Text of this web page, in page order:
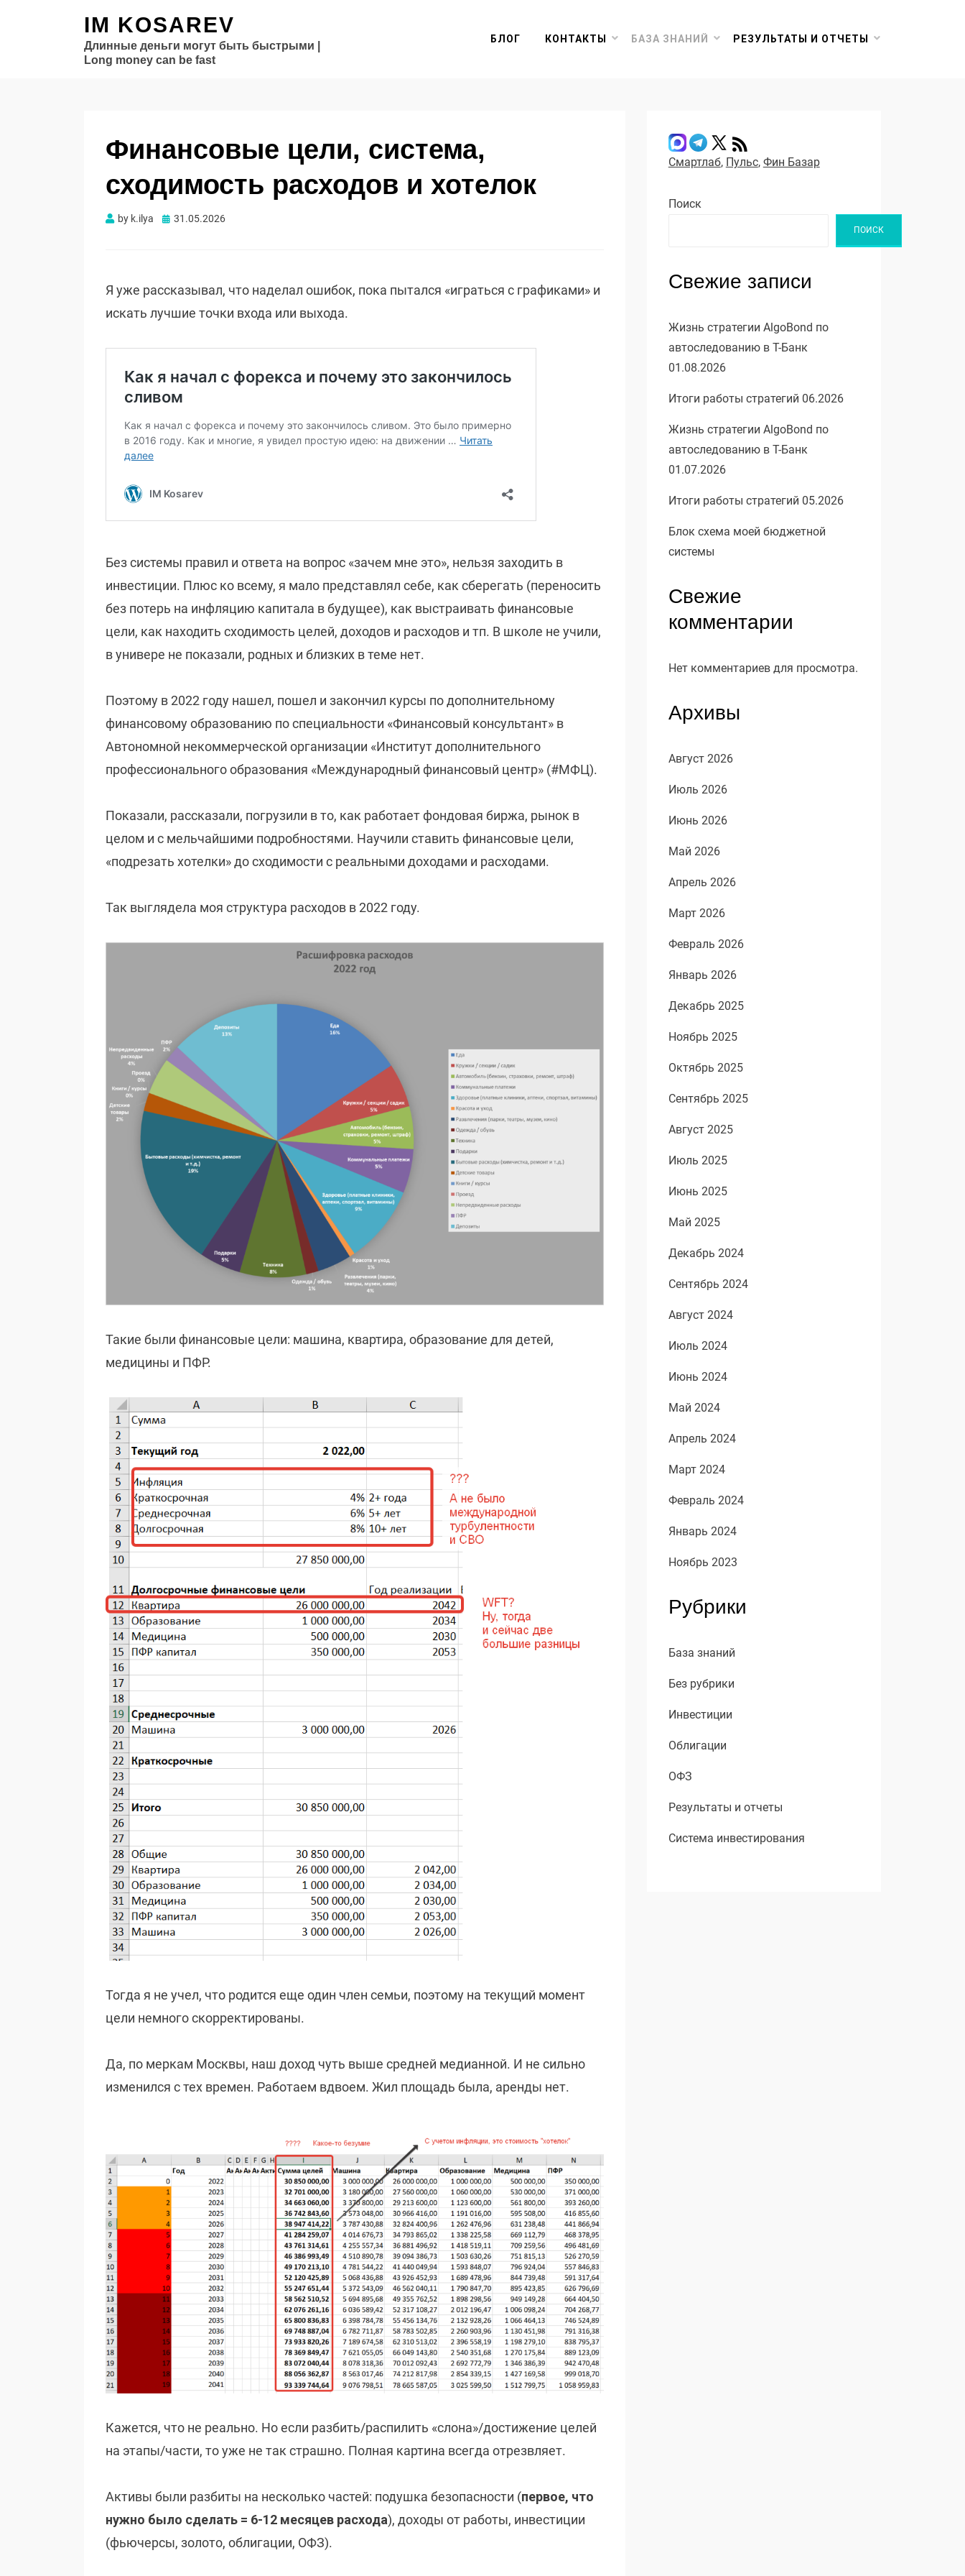
IM KOSAREV
Длинные деньги могут быть быстрыми |
Long money can be fast
БЛОГ КОНТАКТЫ БАЗА ЗНАНИЙ РЕЗУЛЬТАТЫ И ОТЧЕТЫ
Финансовые цели, система,
сходимость расходов и хотелок
by k.ilya Опубликовано
31.05.2026
Я уже рассказывал, что наделал ошибок, пока пытался «играться с графиками» и
искать лучшие точки входа или выхода.
Без системы правил и ответа на вопрос «зачем мне это», нельзя заходить в
инвестиции. Плюс ко всему, я мало представлял себе, как сберегать (переносить
без потерь на инфляцию капитала в будущее), как выстраивать финансовые
цели, как находить сходимость целей, доходов и расходов и тп. В школе не учили,
в универе не показали, родных и близких в теме нет.
Поэтому в 2022 году нашел, пошел и закончил курсы по дополнительному
финансовому образованию по специальности «Финансовый консультант» в
Автономной некоммерческой организации «Институт дополнительного
профессионального образования «Международный финансовый центр» (#МФЦ).
Показали, рассказали, погрузили в то, как работает фондовая биржа, рынок в
целом и с мельчайшими подробностями. Научили ставить финансовые цели,
«подрезать хотелки» до сходимости с реальными доходами и расходами.
Так выглядела моя структура расходов в 2022 году.
Такие были финансовые цели: машина, квартира, образование для детей,
медицины и ПФР.
Тогда я не учел, что родится еще один член семьи, поэтому на текущий момент
цели немного скорректированы.
Да, по меркам Москвы, наш доход чуть выше средней медианной. И не сильно
изменился с тех времен. Работаем вдвоем. Жил площадь была, аренды нет.
Кажется, что не реально. Но если разбить/распилить «слона»/достижение целей
на этапы/части, то уже не так страшно. Полная картина всегда отрезвляет.
Активы были разбиты на несколько частей: подушка безопасности (первое, что
нужно было сделать = 6-12 месяцев расхода), доходы от работы, инвестиции
(фьючерсы, золото, облигации, ОФЗ).
Смартлаб, Пульс, Фин Базар
Поиск
ПОИСК
Свежие записи
Жизнь стратегии AlgoBond по
автоследованию в Т-Банк
01.08.2026
Итоги работы стратегий 06.2026
Жизнь стратегии AlgoBond по
автоследованию в Т-Банк
01.07.2026
Итоги работы стратегий 05.2026
Блок схема моей бюджетной
системы
Свежие
комментарии
Нет комментариев для просмотра.
Архивы
Август 2026
Июль 2026
Июнь 2026
Май 2026
Апрель 2026
Март 2026
Февраль 2026
Январь 2026
Декабрь 2025
Ноябрь 2025
Октябрь 2025
Сентябрь 2025
Август 2025
Июль 2025
Июнь 2025
Май 2025
Декабрь 2024
Сентябрь 2024
Август 2024
Июль 2024
Июнь 2024
Май 2024
Апрель 2024
Март 2024
Февраль 2024
Январь 2024
Ноябрь 2023
Рубрики
База знаний
Без рубрики
Инвестиции
Облигации
ОФЗ
Результаты и отчеты
Система инвестирования